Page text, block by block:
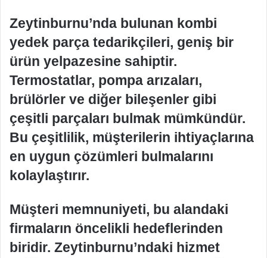
Zeytinburnu’nda bulunan kombi
yedek parça tedarikçileri, geniş bir
ürün yelpazesine sahiptir.
Termostatlar, pompa arızaları,
brülörler ve diğer bileşenler gibi
çeşitli parçaları bulmak mümkündür.
Bu çeşitlilik, müşterilerin ihtiyaçlarına
en uygun çözümleri bulmalarını
kolaylaştırır.
Müşteri memnuniyeti, bu alandaki
firmaların öncelikli hedeflerinden
biridir. Zeytinburnu’ndaki hizmet